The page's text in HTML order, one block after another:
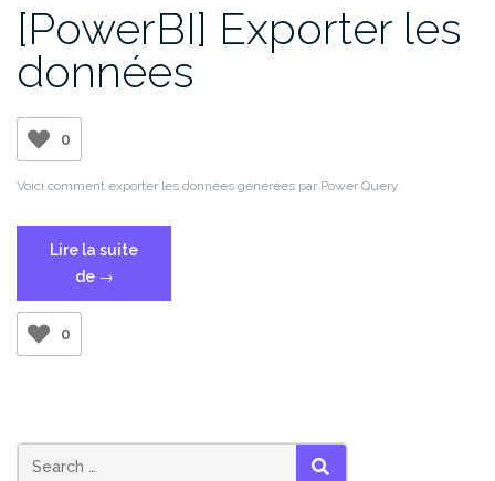
[PowerBI] Exporter les
données
0
Voici comment exporter les données générées par Power Query.
Lire la suite
de « [PowerBI]
Exporter
→
0